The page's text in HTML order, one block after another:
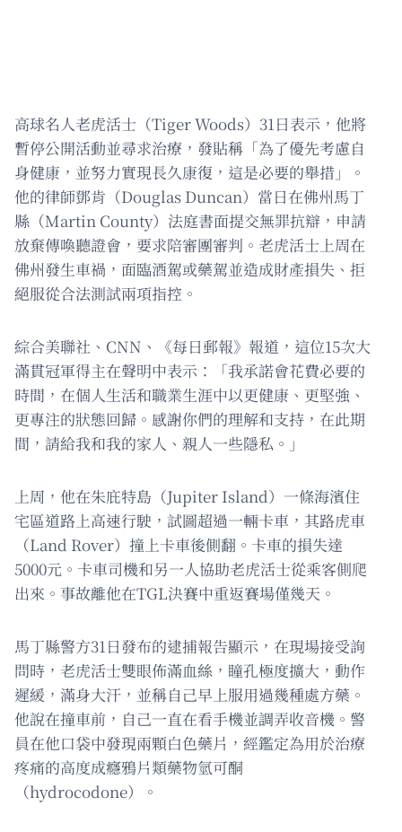
高球名人老虎活士（Tiger Woods）31日表示，他將
暫停公開活動並尋求治療，發貼稱「為了優先考慮自
身健康，並努力實現長久康復，這是必要的舉措」。
他的律師鄧肯（Douglas Duncan）當日在佛州馬丁
縣（Martin County）法庭書面提交無罪抗辯，申請
放棄傳喚聽證會，要求陪審團審判。老虎活士上周在
佛州發生車禍，面臨酒駕或藥駕並造成財產損失、拒
絕服從合法測試兩項指控。
綜合美聯社、CNN、《每日郵報》報道，這位15次大
滿貫冠軍得主在聲明中表示：「我承諾會花費必要的
時間，在個人生活和職業生涯中以更健康、更堅強、
更專注的狀態回歸。感謝你們的理解和支持，在此期
間，請給我和我的家人、親人一些隱私。」
上周，他在朱庇特島（Jupiter Island）一條海濱住
宅區道路上高速行駛，試圖超過一輛卡車，其路虎車
（Land Rover）撞上卡車後側翻。卡車的損失達
5000元。卡車司機和另一人協助老虎活士從乘客側爬
出來。事故離他在TGL決賽中重返賽場僅幾天。
馬丁縣警方31日發布的逮捕報告顯示，在現場接受詢
問時，老虎活士雙眼佈滿血絲，瞳孔極度擴大，動作
遲緩，滿身大汗，並稱自己早上服用過幾種處方藥。
他說在撞車前，自己一直在看手機並調弄收音機。警
員在他口袋中發現兩顆白色藥片，經鑑定為用於治療
疼痛的高度成癮鴉片類藥物氫可酮
（hydrocodone）。